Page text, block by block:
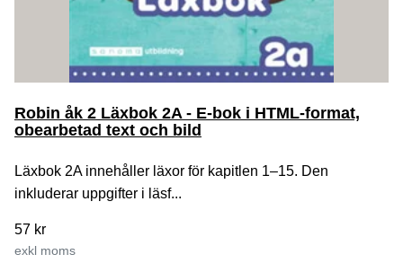
Robin åk 2 Läxbok 2A - E-bok i HTML-format,
obearbetad text och bild
Läxbok 2A innehåller läxor för kapitlen 1–15. Den
inkluderar uppgifter i läsf...
57 kr
exkl moms